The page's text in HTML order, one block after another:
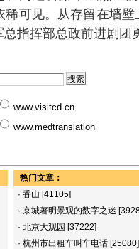
可见。从存留在墙
指挥部总政前进剧团
www.visitcd.cn
www.medtranslation
热门文章：
· 香山 [41105]
· 京城著明景观的数字之迷
· 北京大观园 [37222]
· 杭州市出租车叫车电话 [25080]